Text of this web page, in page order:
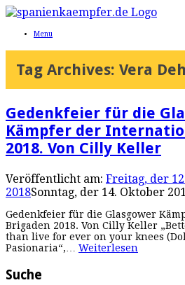
Menu
Tag Archives: Vera
Gedenkfeier für die
Kämpfer der
2018. Von Cilly Keller
Veröffentlicht am: Freitag, der
2018Sonntag, der 14. Oktober
Gedenkfeier für die Glasgower
Brigaden 2018. Von Cilly Keller
than live for ever on your knees
Pasionaria“,… Weiterlesen
Suche